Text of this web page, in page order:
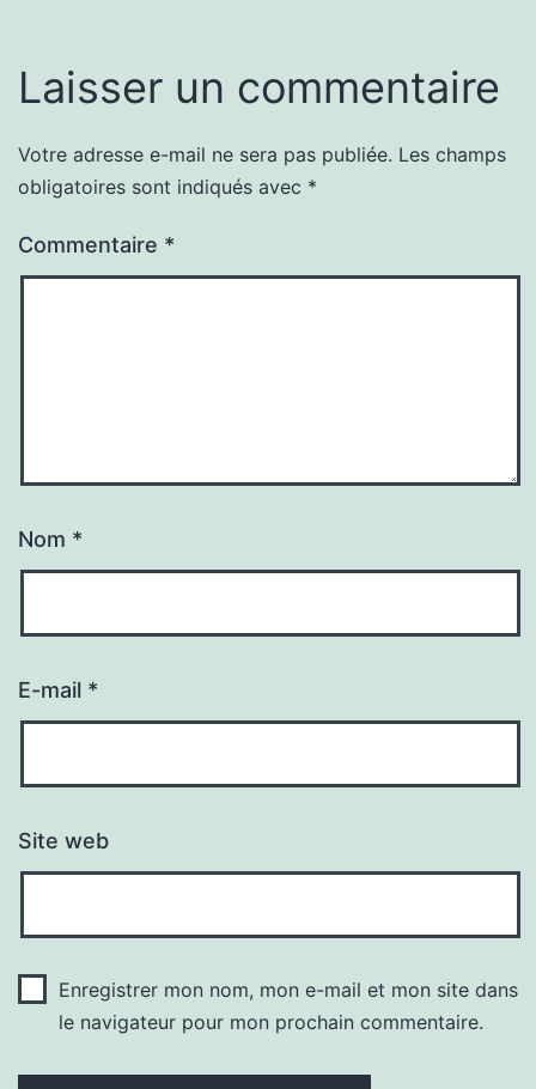
Laisser un commentaire
Votre adresse e-mail ne sera pas publiée. Les champs
obligatoires sont indiqués avec *
Commentaire *
Nom *
E-mail *
Site web
Enregistrer mon nom, mon e-mail et mon site dans
le navigateur pour mon prochain commentaire.